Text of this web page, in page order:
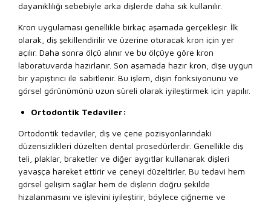
dayanıklılığı sebebiyle arka dişlerde daha sık kullanılır.
Kron uygulaması genellikle birkaç aşamada gerçekleşir. İlk
olarak, diş şekillendirilir ve üzerine oturacak kron için yer
açılır. Daha sonra ölçü alınır ve bu ölçüye göre kron
laboratuvarda hazırlanır. Son aşamada hazır kron, dişe uygun
bir yapıştırıcı ile sabitlenir. Bu işlem, dişin fonksiyonunu ve
görsel görünümünü uzun süreli olarak iyileştirmek için yapılır.
Ortodontik Tedaviler:
Ortodontik tedaviler, diş ve çene pozisyonlarındaki
düzensizlikleri düzelten dental prosedürlerdir. Genellikle diş
teli, plaklar, braketler ve diğer aygıtlar kullanarak dişleri
yavaşça hareket ettirir ve çeneyi düzeltirler. Bu tedavi hem
görsel gelişim sağlar hem de dişlerin doğru şekilde
hizalanmasını ve işlevini iyileştirir, böylece çiğneme ve